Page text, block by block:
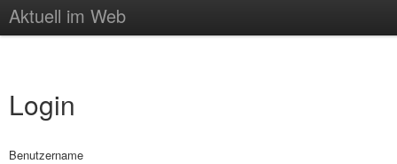
Aktuell im Web
Login
Benutzername